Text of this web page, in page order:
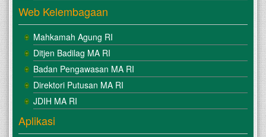
Web Kelembagaan
Mahkamah Agung RI
Ditjen Badilag MA RI
Badan Pengawasan MA RI
Direktori Putusan MA RI
JDIH MA RI
Aplikasi